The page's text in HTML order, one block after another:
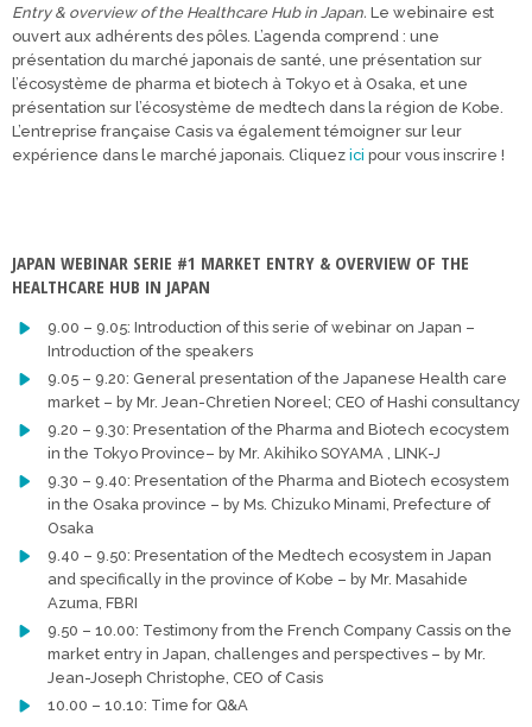
Entry & overview of the Healthcare Hub in Japan. Le webinaire est
ouvert aux adhérents des pôles. L’agenda comprend : une
présentation du marché japonais de santé, une présentation sur
l’écosystème de pharma et biotech à Tokyo et à Osaka, et une
présentation sur l’écosystème de medtech dans la région de Kobe.
L’entreprise française Casis va également témoigner sur leur
expérience dans le marché japonais. Cliquez ici pour vous inscrire !
JAPAN WEBINAR SERIE #1 MARKET ENTRY & OVERVIEW OF THE
HEALTHCARE HUB IN JAPAN
9.00 – 9.05: Introduction of this serie of webinar on Japan –
Introduction of the speakers
9.05 – 9.20: General presentation of the Japanese Health care
market – by Mr. Jean-Chretien Noreel; CEO of Hashi consultancy
9.20 – 9.30: Presentation of the Pharma and Biotech ecocystem
in the Tokyo Province– by Mr. Akihiko SOYAMA , LINK-J
9.30 – 9.40: Presentation of the Pharma and Biotech ecosystem
in the Osaka province – by Ms. Chizuko Minami, Prefecture of
Osaka
9.40 – 9.50: Presentation of the Medtech ecosystem in Japan
and specifically in the province of Kobe – by Mr. Masahide
Azuma, FBRI
9.50 – 10.00: Testimony from the French Company Cassis on the
market entry in Japan, challenges and perspectives – by Mr.
Jean-Joseph Christophe, CEO of Casis
10.00 – 10.10: Time for Q&A